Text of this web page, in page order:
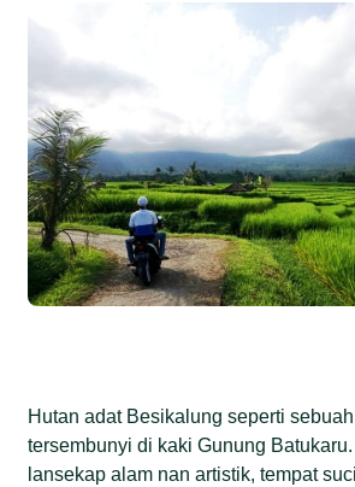
Hutan adat Besikalung seperti
tersembunyi di kaki Gunung
lansekap alam nan artistik, tempat